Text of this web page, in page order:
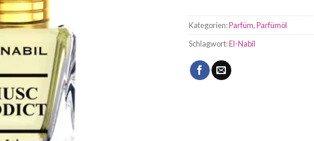
Kategorien:Parfüm,Parfümöl
Schlagwort:El-Nabil